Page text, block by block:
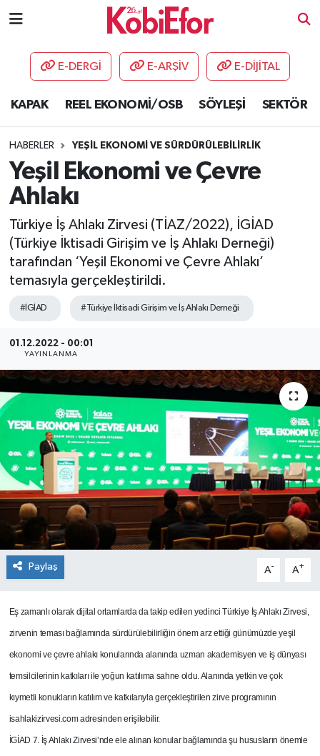
E-DERGİ E-ARŞİV E-DİJİTAL
KAPAK REEL EKONOMİ/OSB SÖYLEŞİ SEKTÖR
HABERLER YEŞİL EKONOMİ VE SÜRDÜRÜLEBİLİRLİK
Yeşil Ekonomi ve Çevre
Ahlakı
Türkiye İş Ahlakı Zirvesi (TİAZ/2022), İGİAD
(Türkiye İktisadi Girişim ve İş Ahlakı Derneği)
tarafından ‘Yeşil Ekonomi ve Çevre Ahlakı’
temasıyla gerçekleştirildi.
#İGİAD #Türkiye İktisadi Girişim ve İş Ahlakı Derneği
01.12.2022 - 00:01
YAYINLANMA
Paylaş A- A+
Eş zamanlı olarak dijital ortamlarda da takip edilen yedinci Türkiye İş Ahlakı Zirvesi,
zirvenin teması bağlamında sürdürülebilirliğin önem arz ettiği günümüzde yeşil
ekonomi ve çevre ahlakı konularında alanında uzman akademisyen ve iş dünyası
temsilcilerinin katkıları ile yoğun katılıma sahne oldu. Alanında yetkin ve çok
kıymetli konukların katılım ve katkılarıyla gerçekleştirilen zirve programının
isahlakizirvesi.com adresinden erişilebilir.
İGİAD 7. İş Ahlakı Zirvesi’nde ele alınan konular bağlamında şu hususların önemle
AKADEMİ
DESTEK-TEŞVİK
ETKİNLİK
GÜNCEL
HABERLER
KAPAK
OSB
SEKTÖR
ŞİRKET PANO
SÖYLEŞİ
ÜLKE
YAŞAM